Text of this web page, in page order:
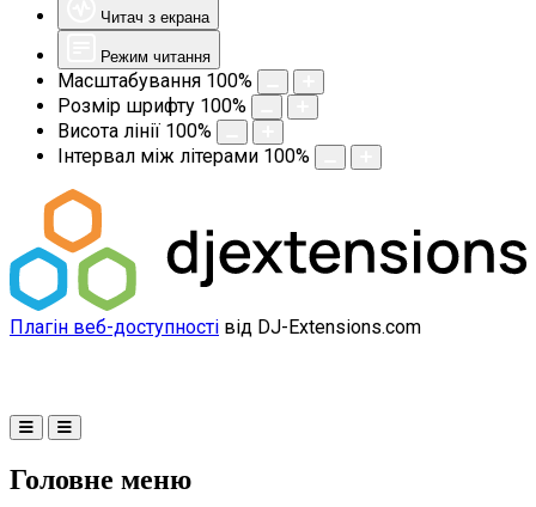
Читач з екрана
Режим читання
Масштабування 100%
Розмір шрифту 100%
Висота лінії 100%
Інтервал між літерами 100%
Плагін веб-доступності від DJ-Extensions.com
Головне меню